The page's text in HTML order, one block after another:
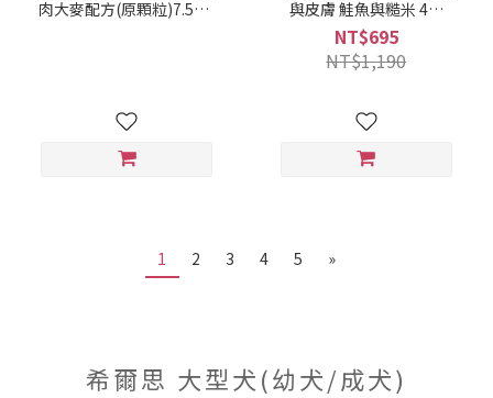
肉大麥配方(原顆粒)7.5KG
與皮膚 鮭魚與糙米 4磅
(1.81kg) (052742068688)
NT$695
NT$1,190
1 2 3 4 5 »
希爾思 大型犬(幼犬/成犬)